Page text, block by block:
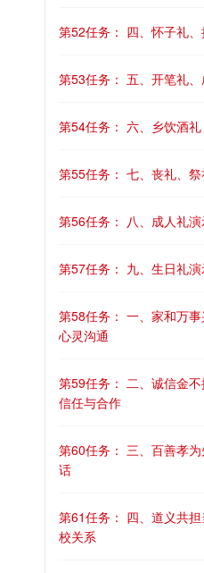
第52任务： 四、怀子礼
第53任务： 五、开笔礼
第54任务： 六、乡饮酒礼
第55任务： 七、丧礼、
第56任务： 八、成人礼
第57任务： 九、生日礼
第58任务： 一、家和万
心灵沟通
第59任务： 二、诚信金
信任与合作
第60任务： 三、百善孝
话
第61任务： 四、道义共
校关系